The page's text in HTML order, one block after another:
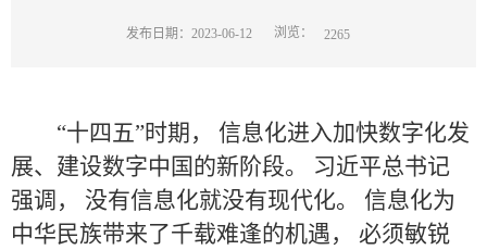
发布日期：2023-06-12 浏览： 2265
“十四五”时期，
信息化进入加快数字化发
展、建设数字中国的新阶段。
习近平总书记
强调，
没有信息化就没有现代化。
信息化为
中华民族带来了千载难逢的机遇，
必须敏锐